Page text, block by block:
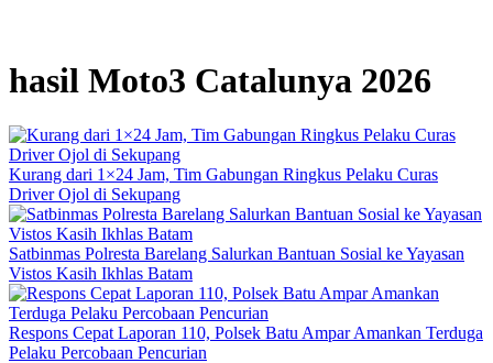
hasil Moto3 Catalunya 2026
Kurang dari 1×24 Jam, Tim Gabungan Ringkus Pelaku Curas
Driver Ojol di Sekupang
Satbinmas Polresta Barelang Salurkan Bantuan Sosial ke Yayasan
Vistos Kasih Ikhlas Batam
Respons Cepat Laporan 110, Polsek Batu Ampar Amankan Terduga
Pelaku Percobaan Pencurian